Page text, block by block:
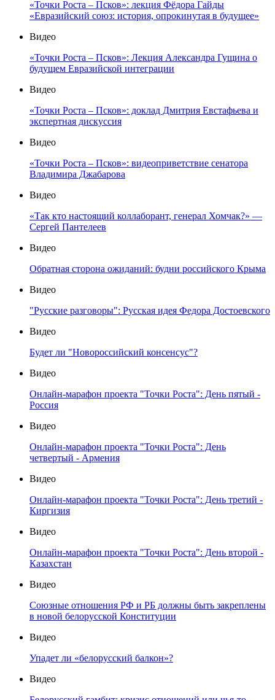
«Точки Роста – Псков»: лекция Фёдора Гайды
«Евразийский союз: история, опрокинутая в будущее»
Видео
«Точки Роста – Псков»: Лекция Александра Гущина о
будущем Евразийской интеграции
Видео
«Точки Роста – Псков»: доклад Дмитрия Евстафьева и
экспертная дискуссия
Видео
«Точки Роста – Псков»: видеоприветствие сенатора
Владимира Джабарова
Видео
«Так кто настоящий коллаборант, генерал Хомчак?» —
Сергей Пантелеев
Видео
Обратная сторона ожиданий: будни российского Крыма
Видео
"Русские разговоры": Русская идея Федора Достоевского
Видео
Будет ли "Новороссийский консенсус"?
Видео
Онлайн-марафон проекта "Точки Роста": День пятый -
Россия
Видео
Онлайн-марафон проекта "Точки Роста": День
четвертый - Армения
Видео
Онлайн-марафон проекта "Точки Роста": День третий -
Киргизия
Видео
Онлайн-марафон проекта "Точки Роста": День второй -
Казахстан
Видео
Союзные отношения РФ и РБ должны быть закреплены
в новой белорусской Конституции
Видео
Упадет ли «белорусский балкон»?
Видео